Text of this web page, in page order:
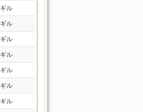
ギル
ギル
ギル
ギル
ギル
ギル
ギル